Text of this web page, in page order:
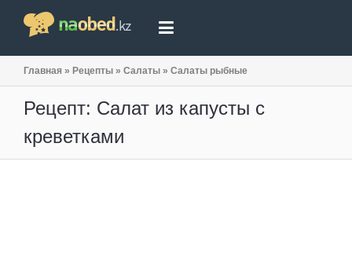
Главная » Рецепты » Салаты » Салаты рыбные
Рецепт: Салат из капусты с
креветками